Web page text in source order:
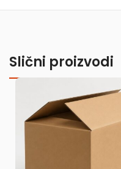
Slični proizvodi